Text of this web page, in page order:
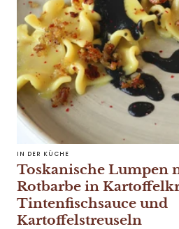
IN DER KÜCHE
Toskanische Lumpen
Rotbarbe in
Tintenfischsauce und
Kartoffelstreuseln